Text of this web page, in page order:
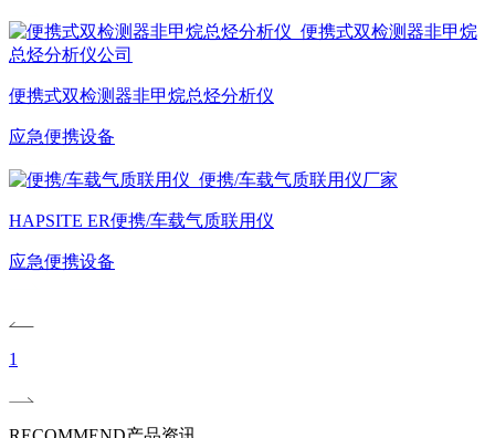
便携式双检测器非甲烷总烃分析仪
应急便携设备
HAPSITE ER便携/车载气质联用仪
应急便携设备
1